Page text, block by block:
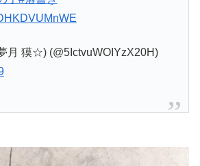
月 獏☆) (@5IctvuWOIYzX20H)